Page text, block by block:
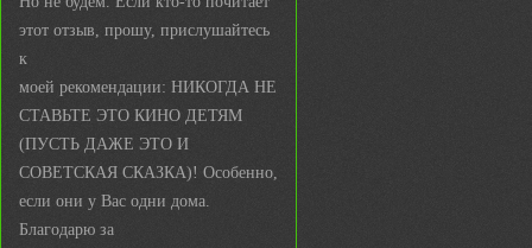
этот отзыв, прошу, прислушайтесь
к
моей рекомендации: НИКОГДА НЕ
СТАВЬТЕ ЭТО КИНО ДЕТЯМ
(ПУСТЬ ДАЖЕ ЭТО И
СОВЕТСКАЯ СКАЗКА)! Особенно,
если они у Вас одни дома.
Благодарю за